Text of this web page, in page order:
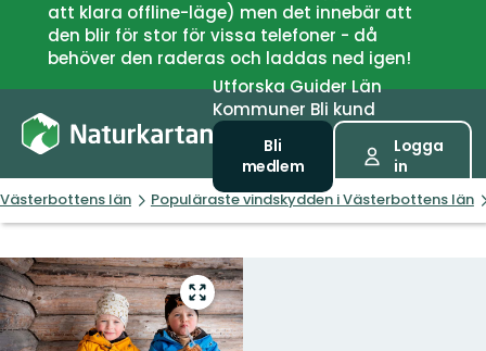
att klara offline-läge) men det innebär att
den blir för stor för vissa telefoner - då
behöver den raderas och laddas ned igen!
UtforskaGuiderLän
Kommuner Bli kund
Bli
medlem
Logga
in
Västerbottens län Populäraste vindskydden i Västerbottens län
Gå
till
helskärmsläge